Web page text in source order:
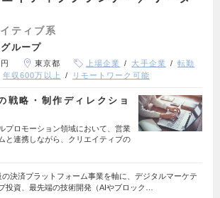
ティブ系
ループ
東京都 上場企業 大手企業
転勤
年収600万以上 リモートワーク可能
戦略・制作ディレクショ
プロモーション領域において、営業
と連携しながら、クリエイティブの
の決済プラットフォーム事業を軸に、デジタルマーケテ
投資、最先端の技術開発（AIやブロック…